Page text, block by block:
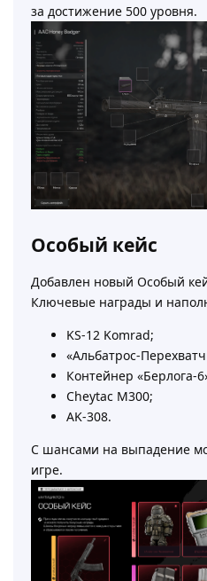
за достижение 500 уровня.
Особый кейс
Добавлен новый Особый
Ключевые награды и
KS-12 Komrad;
«Альбатрос-
Контейнер «Берлога-
Cheytac M300;
AK-308.
С шансами на выпадение
игре.